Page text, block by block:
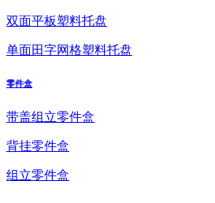
双面平板塑料托盘
单面田字网格塑料托盘
零件盒
带盖组立零件盒
背挂零件盒
组立零件盒